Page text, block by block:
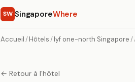
SW SingaporeWhere
Accueil /Hôtels /lyf one-north Singapore /
← Retour à l'hôtel